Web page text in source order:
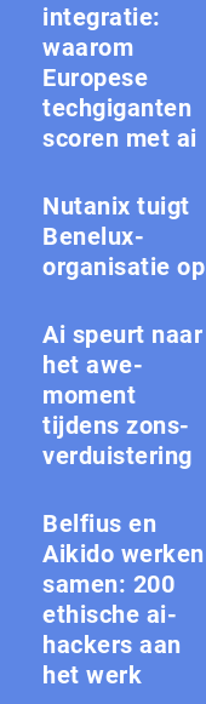
integratie:
waarom
Europese
techgiganten
scoren met ai
Nutanix tuigt
Benelux-
organisatie op
Ai speurt naar
het awe-
moment
tijdens zons­
ver­duis­te­ring
Belfius en
Aikido werken
samen: 200
ethische ai-
hackers aan
het werk